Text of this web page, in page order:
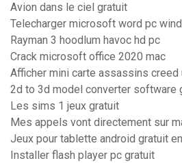
Avion dans le ciel gratuit
Telecharger microsoft word pc
Rayman 3 hoodlum havoc hd pc
Crack microsoft office 2020 mac
Afficher mini carte assassins creed
2d to 3d model converter software
Les sims 1 jeux gratuit
Mes appels vont directement sur
Jeux pour tablette android gratuit
Installer flash player pc gratuit